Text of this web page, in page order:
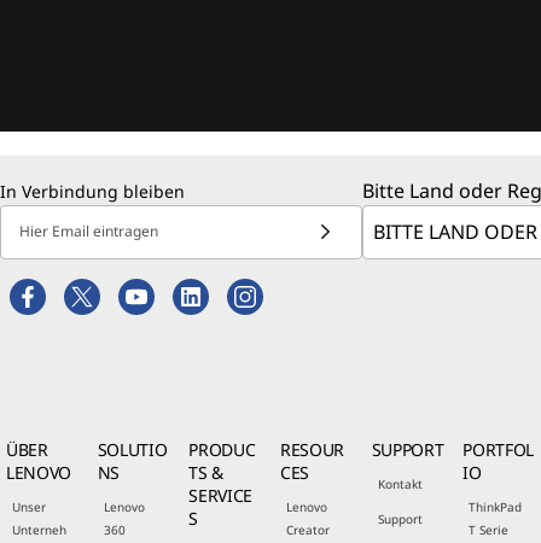
In Verbindung bleiben
Hier Email eintragen
Bitte Land oder
ÜBER
LENOVO
Unser
Unterneh
SOLUTIO
NS
Lenovo
360
PRODUC
TS &
SERVICE
S
RESOUR
CES
Lenovo
Creator
SUPPORT
Kontakt
Support
PORTFOL
IO
ThinkPad
T Serie